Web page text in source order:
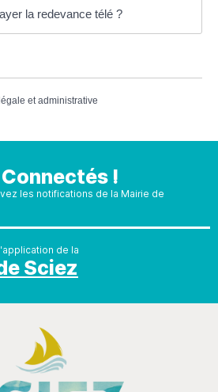
la redevance télé ?
et administrative
!
les notifications de la Mairie de
de la
Sciez